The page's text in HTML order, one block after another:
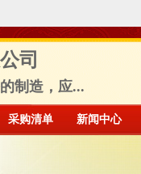
司
制造，应...
采购清单 新闻中心